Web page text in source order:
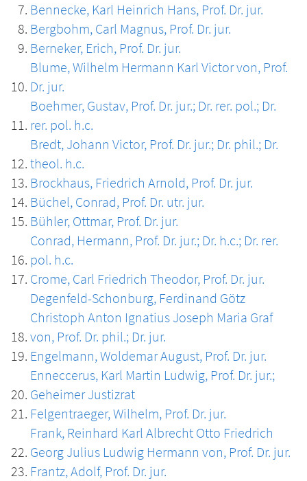
Bennecke, Karl Heinrich Hans, Prof. Dr. jur.
Bergbohm, Carl Magnus, Prof. Dr. jur.
Berneker, Erich, Prof. Dr. jur.
Blume, Wilhelm Hermann Karl Victor von, Prof.
Dr. jur.
Boehmer, Gustav, Prof. Dr. jur.; Dr. rer. pol.; Dr.
rer. pol. h.c.
Bredt, Johann Victor, Prof. Dr. jur.; Dr. phil.; Dr.
theol. h.c.
Brockhaus, Friedrich Arnold, Prof. Dr. jur.
Büchel, Conrad, Prof. Dr. utr. jur.
Bühler, Ottmar, Prof. Dr. jur.
Conrad, Hermann, Prof. Dr. jur.; Dr. h.c.; Dr. rer.
pol. h.c.
Crome, Carl Friedrich Theodor, Prof. Dr. jur.
Degenfeld-Schonburg, Ferdinand Götz
Christoph Anton Ignatius Joseph Maria Graf
von, Prof. Dr. phil.; Dr. jur.
Engelmann, Woldemar August, Prof. Dr. jur.
Enneccerus, Karl Martin Ludwig, Prof. Dr. jur.;
Geheimer Justizrat
Felgentraeger, Wilhelm, Prof. Dr. jur.
Frank, Reinhard Karl Albrecht Otto Friedrich
Georg Julius Ludwig Hermann von, Prof. Dr. jur.
Frantz, Adolf, Prof. Dr. jur.